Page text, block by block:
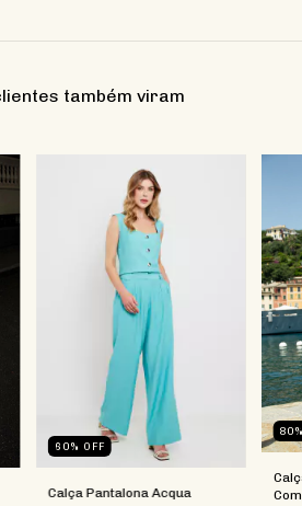
também viram
60% OFF
Calça Pantalona Acqua
80